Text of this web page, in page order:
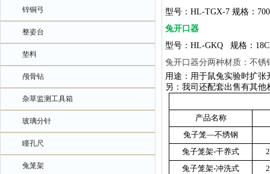
锌铜弓
整姿台
垫料
颅骨钻
杂草监测工具箱
玻璃分针
瞳孔尺
兔笼架
型号： HL-TGX-7 规格：
兔开口器
型号： HL-GKQ 规格：
兔开口器分两种材质：不
用途：用于鼠兔实验时扩
另：我司还配套出售有其
产品名称
兔子笼—不绣钢
兔子笼架-干养式
兔子笼架-冲洗式